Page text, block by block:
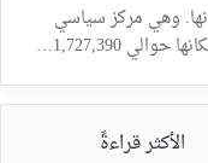
وهي مركز سياسي
1,727,390…
الأكثر قراءةً